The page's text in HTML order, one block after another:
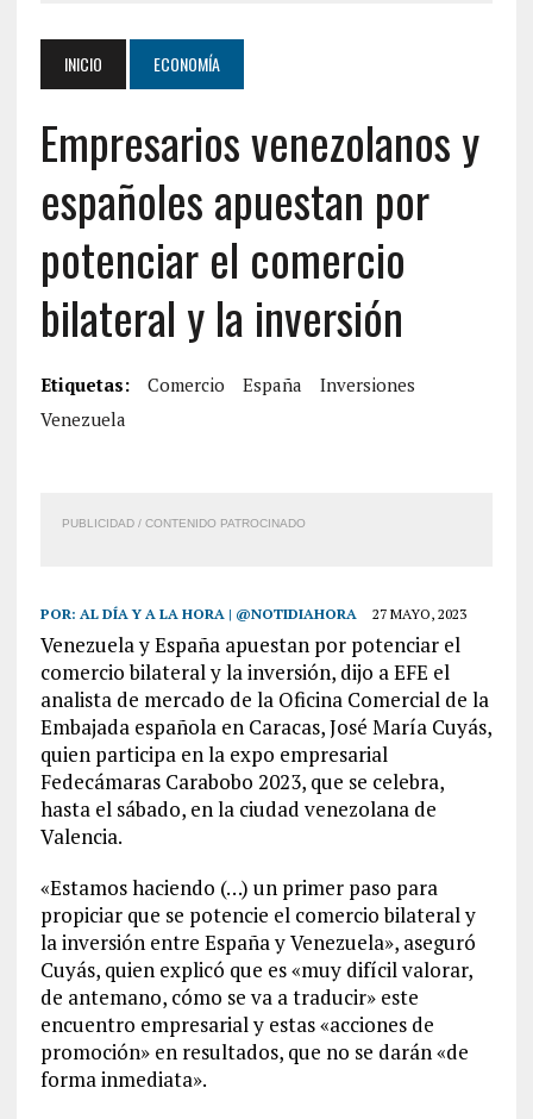
INICIO ECONOMÍA
Empresarios venezolanos y
españoles apuestan por
potenciar el comercio
bilateral y la inversión
Etiquetas: Comercio España
Inversiones
Venezuela
PUBLICIDAD / CONTENIDO PATROCINADO
POR: AL DÍA Y A LA HORA | @NOTIDIAHORA 27 MAYO, 2023
Venezuela y España apuestan por potenciar el
comercio bilateral y la inversión, dijo a EFE el
analista de mercado de la Oficina Comercial de la
Embajada española en Caracas, José María Cuyás,
quien participa en la expo empresarial
Fedecámaras Carabobo 2023, que se celebra,
hasta el sábado, en la ciudad venezolana de
Valencia.
«Estamos haciendo (…) un primer paso para
propiciar que se potencie el comercio bilateral y
la inversión entre España y Venezuela», aseguró
Cuyás, quien explicó que es «muy difícil valorar,
de antemano, cómo se va a traducir» este
encuentro empresarial y estas «acciones de
promoción» en resultados, que no se darán «de
forma inmediata».